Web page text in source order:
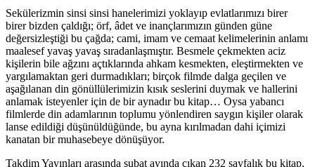
Sekülerizmin sinsi sinsi hanelerimizi yoklayıp evlatlarımızı birer
birer bizden çaldığı; örf, âdet ve inançlarımızın günden güne
değersizleştiği bu çağda; cami, imam ve cemaat kelimelerinin anlamı
maalesef yavaş yavaş sıradanlaşmıştır. Besmele çekmekten aciz
kişilerin bile ağzını açtıklarında ahkam kesmekten, eleştirmekten ve
yargılamaktan geri durmadıkları; birçok filmde dalga geçilen ve
aşağılanan din gönüllülerimizin kısık seslerini duymak ve hallerini
anlamak isteyenler için de bir aynadır bu kitap… Oysa yabancı
filmlerde din adamlarının toplumu yönlendiren saygın kişiler olarak
lanse edildiği düşünüldüğünde, bu ayna kırılmadan dahi içimizi
kanatan bir muhasebeye dönüşüyor.
Takdim Yayınları arasında şubat ayında çıkan 232 sayfalık bu kitap,